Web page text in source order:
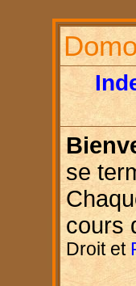
se
cours
Droit et